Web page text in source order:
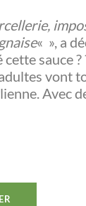
« », a
sauce ?
vont
Avec